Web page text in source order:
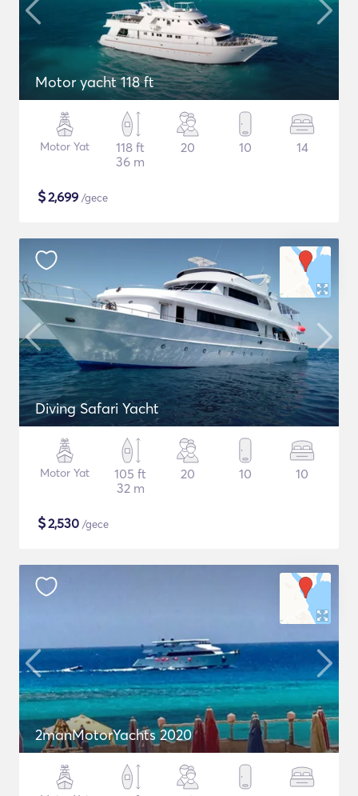
Motor yacht 118 ft
Motor Yat
118 ft
36 m
20 10 14
$2,699 /gece
Diving Safari Yacht
Motor Yat
105 ft
32 m
20 10 10
$2,530 /gece
2manMotorYachts 2020